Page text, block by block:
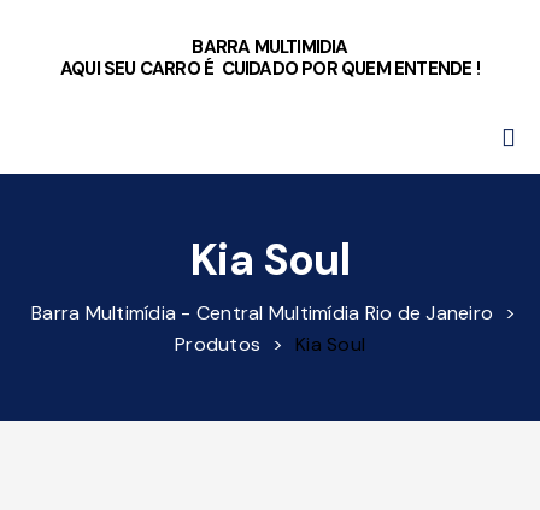
BARRA MULTIMIDIA
AQUI SEU CARRO É CUIDADO POR QUEM ENTENDE !
Kia Soul
Barra Multimídia - Central Multimídia Rio de Janeiro
>
Produtos
> Kia Soul